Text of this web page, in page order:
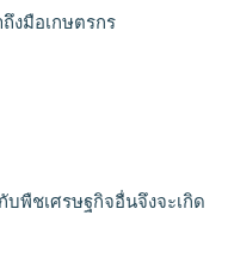
งมือเกษตรกร
บพืชเศรษฐกิจอื่นจึงจะเกิด